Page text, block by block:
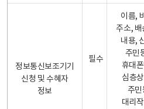
정보통신보조기기
신청 및 수혜자
정보
필수
이름,
주소, 배
내용,
주민
휴대
심층
주민
대리